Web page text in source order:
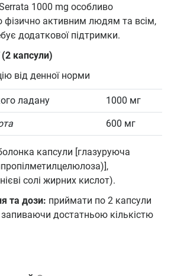
1000 mg особливо
фізично активним людям та всім,
додаткової підтримки.
(2 капсули)
від денної норми
ладану 1000 мг
600 мг
капсули [глазуруюча
солі жирних кислот).
та дози: приймати по 2 капсули
запиваючи достатньою кількістю